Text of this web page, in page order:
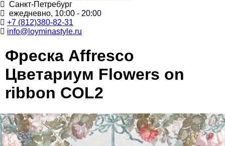
Санкт-Петребург
ежедневно, 10:00 - 20:00
+7 (812)380-82-31
info@loyminastyle.ru
Фреска Affresco
Цветариум Flowers on
ribbon COL2